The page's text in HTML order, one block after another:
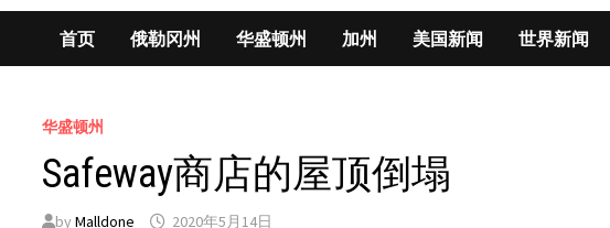
首页 俄勒冈州 华盛顿州 加州 美国新闻 世界新闻
华盛顿州
Safeway商店的屋顶倒塌
byMalldone 2020年5月14日